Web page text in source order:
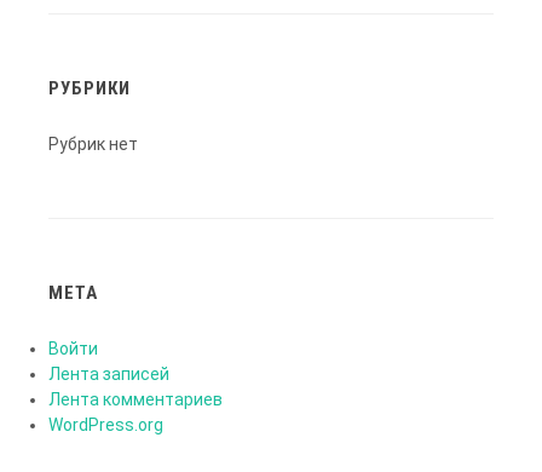
РУБРИКИ
Рубрик нет
МЕТА
Войти
Лента записей
Лента комментариев
WordPress.org